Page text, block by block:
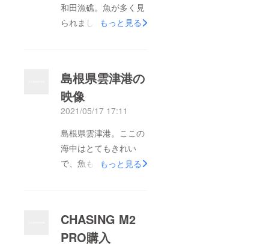
和田漁礁。魚が多く見
られました。山陰の
いと思います。今後も
応援をよろしくお願い
します。
もっと見る
島根県雲津港の
映像
2021/05/17 17:11
島根県雲津港。ここの
海中はとてもきれい
で、魚も元気に泳いで
は活動していきます。
応援、よろしくお願い
もっと見る
CHASING M2
PRO購入